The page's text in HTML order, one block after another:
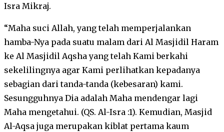
Isra Mikraj.
“Maha suci Allah, yang telah memperjalankan
hamba-Nya pada suatu malam dari Al Masjidil Haram
ke Al Masjidil Aqsha yang telah Kami berkahi
sekelilingnya agar Kami perlihatkan kepadanya
sebagian dari tanda-tanda (kebesaran) kami.
Sesungguhnya Dia adalah Maha mendengar lagi
Maha mengetahui. (QS. Al-Isra :1). Kemudian, Masjid
Al-Aqsa juga merupakan kiblat pertama kaum